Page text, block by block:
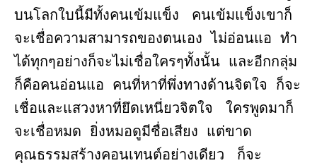
บนโลกใบนี้มีทั้งคนเข้มแข็ง คนเข้มแข็งเขาก็
จะเชื่อความสามารถของตนเอง ไม่อ่อนแอ ทำ
ได้ทุกๆอย่างก็จะไม่เชื่อใครๆทั้งนั้น และอีกกลุ่ม
ก็คือคนอ่อนแอ คนที่หาที่พึ่งทางด้านจิตใจ ก็จะ
เชื่อและแสวงหาที่ยึดเหนี่ยวจิตใจ ใครพูดมาก็
จะเชื่อหมด ยิ่งหมอดูมีชื่อเสียง แต่ขาด
คุณธรรมสร้างคอนเทนต์อย่างเดียว ก็จะ